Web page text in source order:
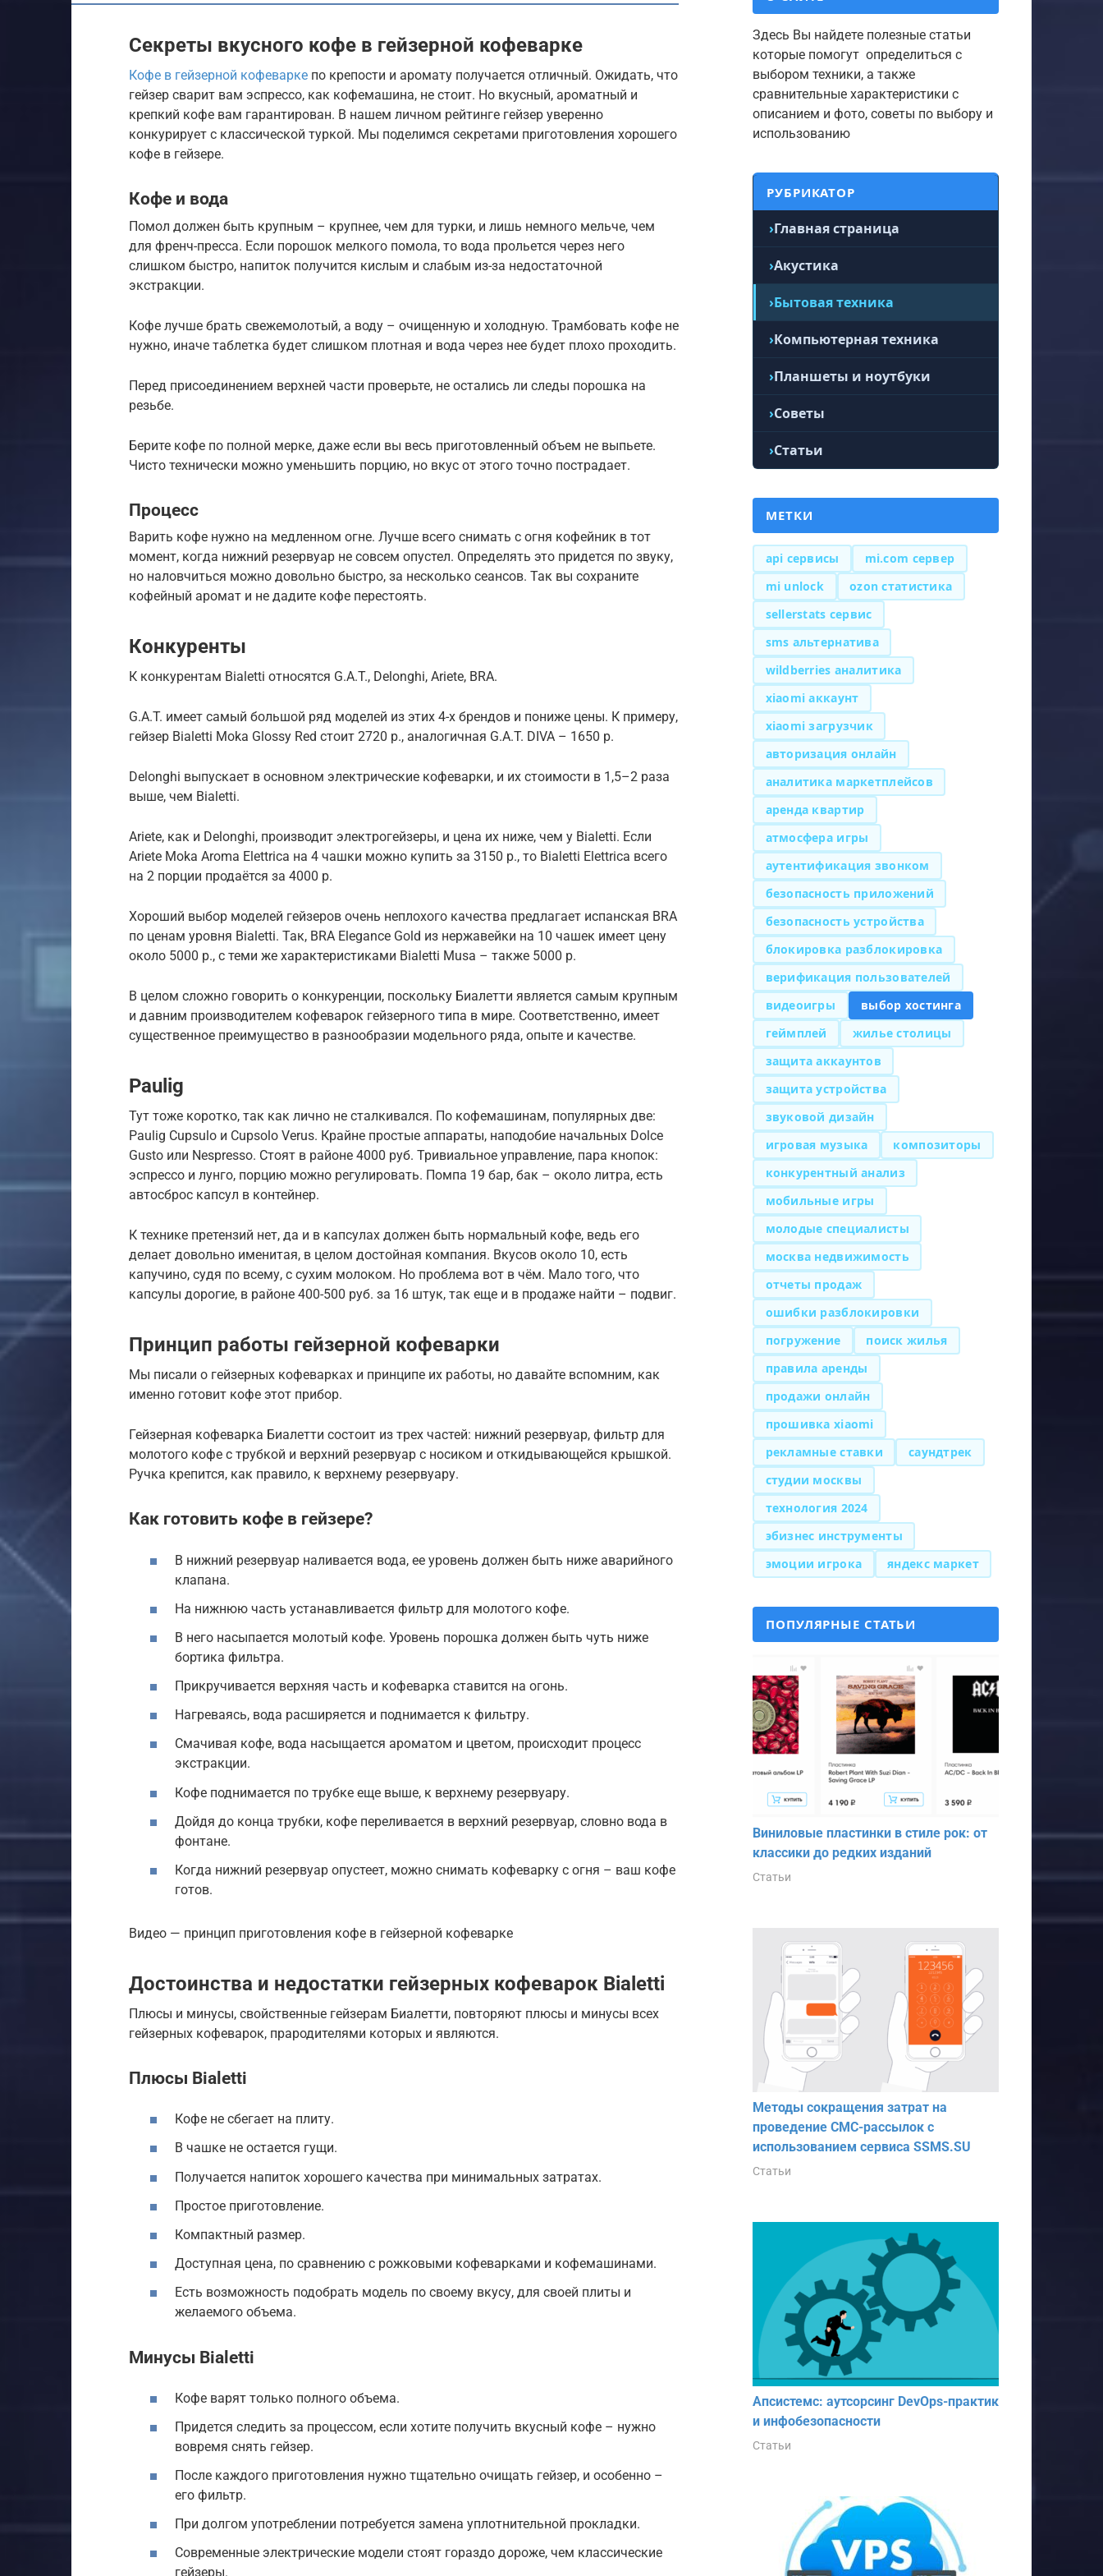
Секреты вкусного кофе в гейзерной кофеварке
Кофе в гейзерной кофеварке по крепости и аромату получается отличный. Ожидать, что
гейзер сварит вам эспрессо, как кофемашина, не стоит. Но вкусный, ароматный и
крепкий кофе вам гарантирован. В нашем личном рейтинге гейзер уверенно
конкурирует с классической туркой. Мы поделимся секретами приготовления хорошего
кофе в гейзере.
Кофе и вода
Помол должен быть крупным – крупнее, чем для турки, и лишь немного мельче, чем
для френч-пресса. Если порошок мелкого помола, то вода прольется через него
слишком быстро, напиток получится кислым и слабым из-за недостаточной
экстракции.
Кофе лучше брать свежемолотый, а воду – очищенную и холодную. Трамбовать кофе не
нужно, иначе таблетка будет слишком плотная и вода через нее будет плохо проходить.
Перед присоединением верхней части проверьте, не остались ли следы порошка на
резьбе.
Берите кофе по полной мерке, даже если вы весь приготовленный объем не выпьете.
Чисто технически можно уменьшить порцию, но вкус от этого точно пострадает.
Процесс
Варить кофе нужно на медленном огне. Лучше всего снимать с огня кофейник в тот
момент, когда нижний резервуар не совсем опустел. Определять это придется по звуку,
но наловчиться можно довольно быстро, за несколько сеансов. Так вы сохраните
кофейный аромат и не дадите кофе перестоять.
Конкуренты
К конкурентам Bialetti относятся G.A.T., Delonghi, Ariete, BRA.
G.A.T. имеет самый большой ряд моделей из этих 4-х брендов и пониже цены. К примеру,
гейзер Bialetti Moka Glossy Red стоит 2720 р., аналогичная G.A.T. DIVA – 1650 р.
Delonghi выпускает в основном электрические кофеварки, и их стоимости в 1,5–2 раза
выше, чем Bialetti.
Ariete, как и Delonghi, производит электрогейзеры, и цена их ниже, чем у Bialetti. Если
Ariete Moka Aroma Elettrica на 4 чашки можно купить за 3150 р., то Bialetti Elettrica всего
на 2 порции продаётся за 4000 р.
Хороший выбор моделей гейзеров очень неплохого качества предлагает испанская BRA
по ценам уровня Bialetti. Так, BRA Elegance Gold из нержавейки на 10 чашек имеет цену
около 5000 р., с теми же характеристиками Bialetti Musa – также 5000 р.
В целом сложно говорить о конкуренции, поскольку Биалетти является самым крупным
и давним производителем кофеварок гейзерного типа в мире. Соответственно, имеет
существенное преимущество в разнообразии модельного ряда, опыте и качестве.
Paulig
Тут тоже коротко, так как лично не сталкивался. По кофемашинам, популярных две:
Paulig Cupsulo и Cupsolo Verus. Крайне простые аппараты, наподобие начальных Dolce
Gusto или Nespresso. Стоят в районе 4000 руб. Тривиальное управление, пара кнопок:
эспрессо и лунго, порцию можно регулировать. Помпа 19 бар, бак – около литра, есть
автосброс капсул в контейнер.
К технике претензий нет, да и в капсулах должен быть нормальный кофе, ведь его
делает довольно именитая, в целом достойная компания. Вкусов около 10, есть
капучино, судя по всему, с сухим молоком. Но проблема вот в чём. Мало того, что
капсулы дорогие, в районе 400-500 руб. за 16 штук, так еще и в продаже найти – подвиг.
Принцип работы гейзерной кофеварки
Мы писали о гейзерных кофеварках и принципе их работы, но давайте вспомним, как
именно готовит кофе этот прибор.
Гейзерная кофеварка Биалетти состоит из трех частей: нижний резервуар, фильтр для
молотого кофе с трубкой и верхний резервуар с носиком и откидывающейся крышкой.
Ручка крепится, как правило, к верхнему резервуару.
Как готовить кофе в гейзере?
В нижний резервуар наливается вода, ее уровень должен быть ниже аварийного
клапана.
На нижнюю часть устанавливается фильтр для молотого кофе.
В него насыпается молотый кофе. Уровень порошка должен быть чуть ниже
бортика фильтра.
Прикручивается верхняя часть и кофеварка ставится на огонь.
Нагреваясь, вода расширяется и поднимается к фильтру.
Смачивая кофе, вода насыщается ароматом и цветом, происходит процесс
экстракции.
Кофе поднимается по трубке еще выше, к верхнему резервуару.
Дойдя до конца трубки, кофе переливается в верхний резервуар, словно вода в
фонтане.
Когда нижний резервуар опустеет, можно снимать кофеварку с огня – ваш кофе
готов.
Видео — принцип приготовления кофе в гейзерной кофеварке
Достоинства и недостатки гейзерных кофеварок Вialetti
Плюсы и минусы, свойственные гейзерам Биалетти, повторяют плюсы и минусы всех
гейзерных кофеварок, прародителями которых и являются.
Плюсы Bialetti
Кофе не сбегает на плиту.
В чашке не остается гущи.
Получается напиток хорошего качества при минимальных затратах.
Простое приготовление.
Компактный размер.
Доступная цена, по сравнению с рожковыми кофеварками и кофемашинами.
Есть возможность подобрать модель по своему вкусу, для своей плиты и
желаемого объема.
Минусы Bialetti
Кофе варят только полного объема.
Придется следить за процессом, если хотите получить вкусный кофе – нужно
вовремя снять гейзер.
После каждого приготовления нужно тщательно очищать гейзер, и особенно –
его фильтр.
При долгом употреблении потребуется замена уплотнительной прокладки.
Современные электрические модели стоят гораздо дороже, чем классические
гейзеры.
Здесь Вы найдете полезные статьи
которые помогут определиться с
выбором техники, а также
сравнительные характеристики с
описанием и фото, советы по выбору и
использованию
РУБРИКАТОР
Главная страница
Акустика
Бытовая техника
Компьютерная техника
Планшеты и ноутбуки
Советы
Статьи
МЕТКИ
api сервисы
mi.com сервер
mi unlock
ozon статистика
sellerstats сервис
sms альтернатива
wildberries аналитика
xiaomi аккаунт
xiaomi загрузчик
авторизация онлайн
аналитика маркетплейсов
аренда квартир
атмосфера игры
аутентификация звонком
безопасность приложений
безопасность устройства
блокировка разблокировка
верификация пользователей
видеоигры
выбор хостинга
геймплей
жилье столицы
защита аккаунтов
защита устройства
звуковой дизайн
игровая музыка
композиторы
конкурентный анализ
мобильные игры
молодые специалисты
москва недвижимость
отчеты продаж
ошибки разблокировки
погружение
поиск жилья
правила аренды
продажи онлайн
прошивка xiaomi
рекламные ставки
саундтрек
студии москвы
технология 2024
эбизнес инструменты
эмоции игрока
яндекс маркет
ПОПУЛЯРНЫЕ СТАТЬИ
Виниловые пластинки в стиле рок: от
классики до редких изданий
Статьи
Методы сокращения затрат на
проведение СМС-рассылок с
использованием сервиса SSMS.SU
Статьи
Апсистемс: аутсорсинг DevOps-практик
и инфобезопасности
Статьи